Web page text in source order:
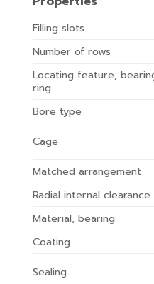
Filling slots
Number of rows
Locating feature,
ring
Bore type
Cage
Matched arrangement
Radial internal clearance
Material, bearing
Coating
Sealing